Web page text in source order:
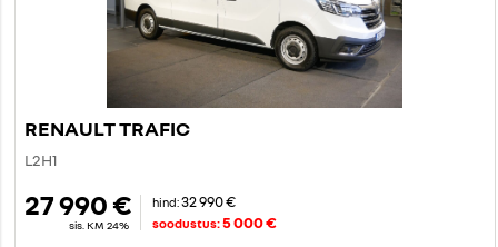
RENAULT TRAFIC
L2H1
27 990 €
sis. KM 24%
hind: 32 990 €
soodustus:5 000 €